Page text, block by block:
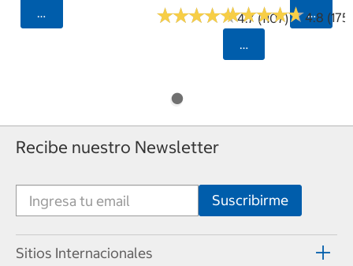
Seleccionar Código Postal
★★★★★
★★★★★4.7 (1107)
★★★★★
★★★★★4.8 (175)
Seleccionar
Recibe nuestro Newsletter
Sitios Internacionales